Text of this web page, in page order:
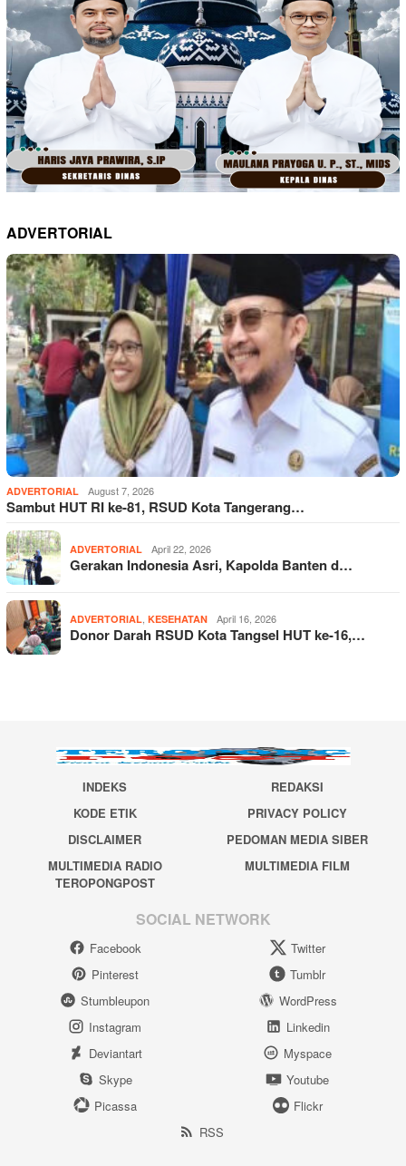
ADVERTORIAL
ADVERTORIAL August 7, 2026
Sambut HUT RI ke-81, RSUD Kota Tangerang…
ADVERTORIAL April 22, 2026
Gerakan Indonesia Asri, Kapolda Banten d…
ADVERTORIAL KESEHATAN April 16, 2026
Donor Darah RSUD Kota Tangsel HUT ke-16,…
INDEKS
REDAKSI
KODE ETIK
PRIVACY POLICY
DISCLAIMER
PEDOMAN MEDIA SIBER
MULTIMEDIA RADIO
TEROPONGPOST
MULTIMEDIA FILM
SOCIAL NETWORK
Facebook
Twitter
Pinterest
Tumblr
Stumbleupon
WordPress
Instagram
Linkedin
Deviantart
Myspace
Skype
Youtube
Picassa
Flickr
RSS